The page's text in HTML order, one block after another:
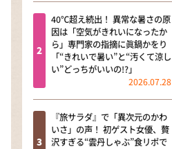
40℃超え続出！ 異常な暑さの原
因は「空気がきれいになったか
ら」専門家の指摘に眞鍋かをり
「“きれいで暑い”と“汚くて涼し
い”どっちがいいの!?」
2026.07.28
『旅サラダ』で「異次元のかわ
いさ」の声！ 初ゲスト女優、贅
沢すぎる“雲丹しゃぶ”食リポで